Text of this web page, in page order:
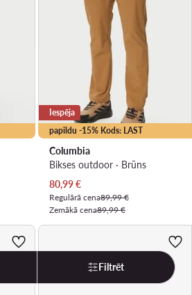
papildu -15% Kods: LAST
Iespēja
Columbia
Bikses outdoor · Brūns
Pašreizējā cena
80,99€
Regulārā cena89,99 €
Zemākā cena89,99 €
Filtrēt